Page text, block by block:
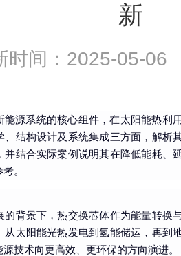
新
时间：2025-05-
能源系统的核心组件，在太阳能热利
、结构设计及系统集成三方面，解析
并结合实际案例说明其在降低能耗、
。
的背景下，热交换芯体作为能量转换
从太阳能光热发电到氢能储运，再到
技术向更高效、更环保的方向演进。